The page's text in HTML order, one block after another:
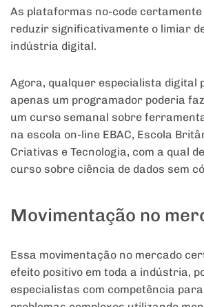
As plataformas no-code
reduzir significativamente o limiar
indústria digital.
Agora, qualquer especialista digital
apenas um programador poderia
um curso semanal sobre
na escola on-line EBAC, Escola
Criativas e Tecnologia, com a qual
curso sobre ciência de dados sem
Movimentação no
Essa movimentação no mercado
efeito positivo em toda a indústria,
especialistas com competência